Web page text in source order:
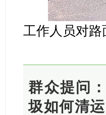
工作人员对
群众提问
圾如何清运